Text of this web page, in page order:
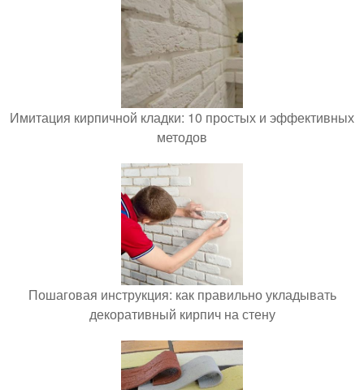
Имитация кирпичной кладки: 10 простых и эффективных
методов
Пошаговая инструкция: как правильно укладывать
декоративный кирпич на стену